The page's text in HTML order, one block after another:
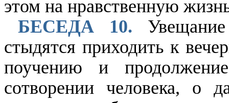
этом на нравственную
БЕСЕДА 10.
стыдятся приходить к
поучению и
сотворении человека, о